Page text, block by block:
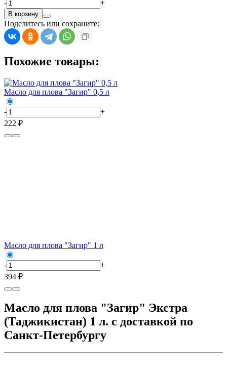
-
+
В корзину
Поделитесь или сохраните:
Похожие товары:
Масло для плова "Загир" 0,5 л
-
+
222 ₽
Масло для плова "Загир" 1 л
-
+
394 ₽
Масло для плова "Загир" Экстра
(Таджикистан) 1 л. с доставкой по
Санкт-Петербургу